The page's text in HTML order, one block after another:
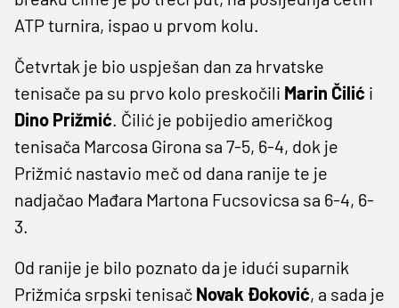
ATP turnira, ispao u prvom kolu.
Četvrtak je bio uspješan dan za hrvatske
tenisače pa su prvo kolo preskočili Marin Čilić i
Dino Prižmić. Čilić je pobijedio američkog
tenisača Marcosa Girona sa 7-5, 6-4, dok je
Prižmić nastavio meč od dana ranije te je
nadjačao Mađara Martona Fucsovicsa sa 6-4, 6-
3.
Od ranije je bilo poznato da je idući suparnik
Prižmića srpski tenisač Novak Đoković, a sada je